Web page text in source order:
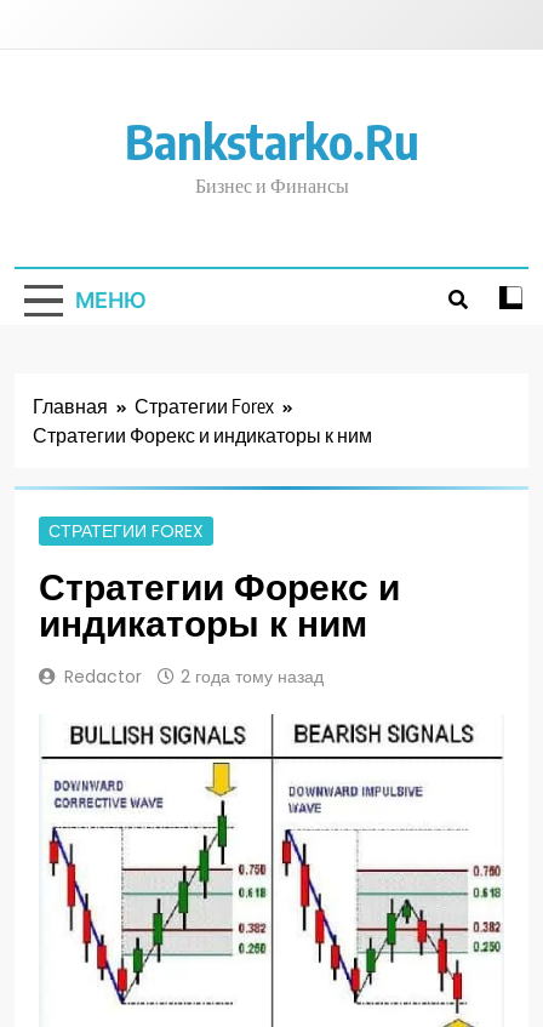
Bankstarko.ru
Бизнес и Финансы
МЕНЮ
Главная
Стратегии Forex
Стратегии Форекс и индикаторы к ним
СТРАТЕГИИ FOREX
Стратегии Форекс и
индикаторы к ним
Redactor 2 года тому назад